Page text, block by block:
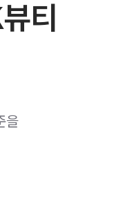
티
을